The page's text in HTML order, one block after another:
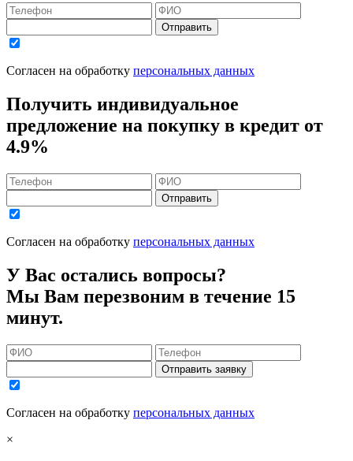
Отправить
Согласен на обработку персональных данных
Получить индивидуальное
предложение на покупку в кредит от
4.9%
Отправить
Согласен на обработку персональных данных
У Вас остались вопросы?
Мы Вам перезвоним в течение 15
минут.
Отправить заявку
Согласен на обработку персональных данных
×